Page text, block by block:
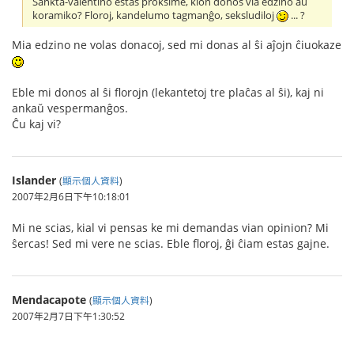
koramiko? Floroj, kandelumo tagmanĝo, seksludiloj
... ?
Mia edzino ne volas donacoj, sed mi donas al ŝi aĵojn ĉiuokaze
Eble mi donos al ŝi florojn (lekantetoj tre plaĉas al ŝi), kaj ni
ankaŭ vespermanĝos.
Ĉu kaj vi?
Islander (顯示個人資料)
2007年2月6日下午10:18:01
Mi ne scias, kial vi pensas ke mi demandas vian opinion? Mi
ŝercas! Sed mi vere ne scias. Eble floroj, ĝi ĉiam estas gajne.
Mendacapote (顯示個人資料)
2007年2月7日下午1:30:52